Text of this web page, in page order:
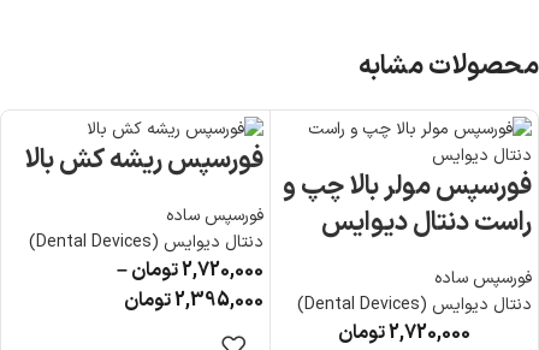
محصولات مشابه
فورسپس مولر بالا چپ و
راست دنتال دیوایس
فورسپس ساده
دنتال دیوایس (Dental Devices)
2,720,000تومان
فورسپس ریشه کش بالا
فورسپس ساده
دنتال دیوایس (Dental Devices)
2,720,000تومان–
2,395,000تومان